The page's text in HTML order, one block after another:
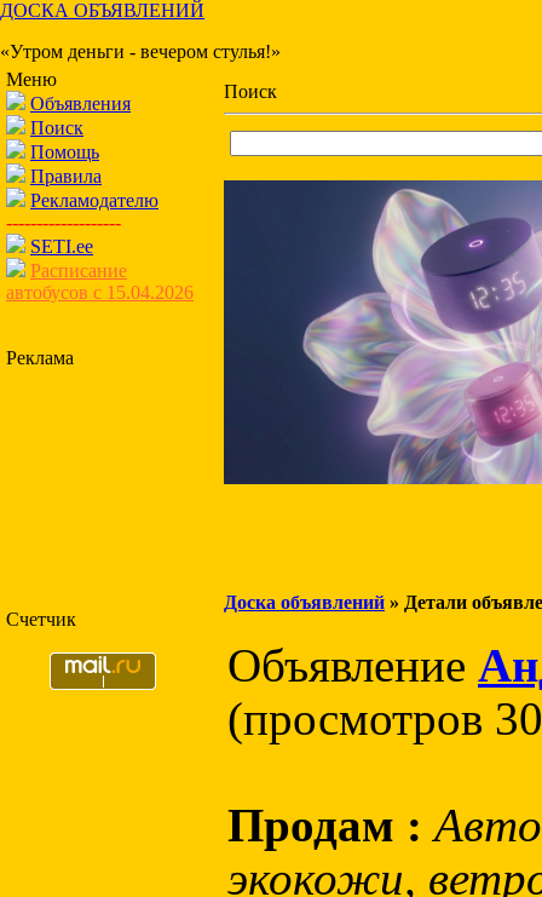
ДОСКА ОБЪЯВЛЕНИЙ
«Утром деньги - вечером стулья!»
Меню
Объявления
Поиск
Помощь
Правила
Рекламодателю
-------------------
SETI.ee
Расписание
автобусов с 15.04.2026
Реклама
Счетчик
Поиск
Доска объявлений » Детали
Объявление
(просмотров
Продам :
экокожи,